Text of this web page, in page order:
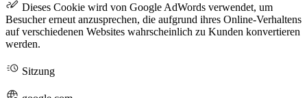
Dieses Cookie wird von Google AdWords verwendet, um
Besucher erneut anzusprechen, die aufgrund ihres Online-Verhaltens
auf verschiedenen Websites wahrscheinlich zu Kunden konvertieren
werden.
Sitzung